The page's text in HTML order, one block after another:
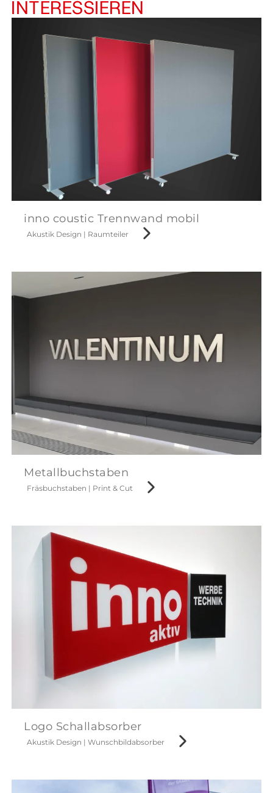
INTERESSIEREN
inno coustic Trennwand mobil
Akustik Design | Raumteiler
Metallbuchstaben
Fräsbuchstaben | Print & Cut
Logo Schallabsorber
Akustik Design | Wunschbildabsorber